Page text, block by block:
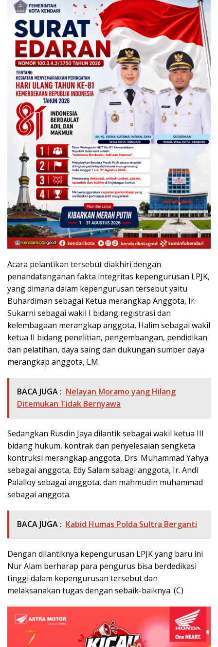
Acara pelantikan tersebut diakhiri dengan
penandatanganan fakta integritas kepengurusan LPJK,
yang dimana dalam kepengurusan tersebut yaitu
Buhardiman sebagai Ketua merangkap Anggota, Ir.
Sukarni sebagai wakil I bidang registrasi dan
kelembagaan merangkap anggota, Halim sebagai wakil
ketua II bidang penelitian, pengembangan, pendidikan
dan pelatihan, daya saing dan dukungan sumber daya
merangkap anggota, LM.
BACA JUGA : Nelayan Moramo yang Hilang
Ditemukan Tidak Bernyawa
Sedangkan Rusdin Jaya dilantik sebagai wakil ketua III
bidang hukum, kontrak dan penyelesaian sengketa
kontruksi merangkap anggota, Drs. Muhammad Yahya
sebagai anggota, Edy Salam sabagi anggota, Ir. Andi
Palalloy sebagai anggota, dan mahmudin muhammad
sebagai anggota.
BACA JUGA : Kabid Humas Polda Sultra Berganti
Dengan dilantiknya kepengurusan LPJK yang baru ini
Nur Alam berharap para pengurus bisa berdedikasi
tinggi dalam kepengurusan tersebut dan
melaksanakan tugas dengan sebaik-baiknya. (C)